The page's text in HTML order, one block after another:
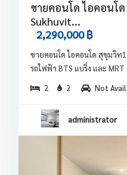
ขายคอนโด ไอคอนโ
Sukhuvit...
2,290,000 ฿
ขายคอนโด ไอคอนโด สุขุมวิท
รถไฟฟ้า BTS แบริ่ง และ
2
2 Not
administrator